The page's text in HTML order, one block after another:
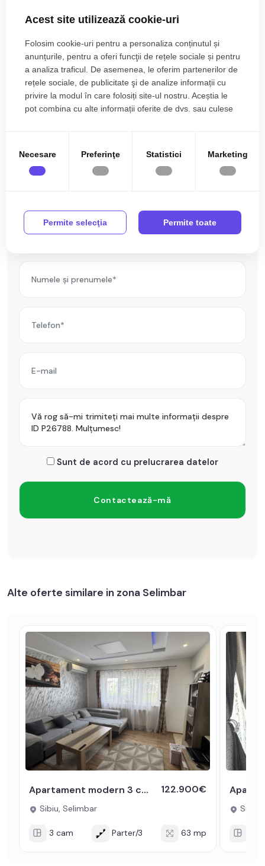
• Pereti: vopsea lavabila, faianta;
Utilitati si dotari:
• Bucatarie: mobilata, utilata;
• Mobilat: complet;
• Utilitati: curent electric, apa, canalizare, gaz, acces internet,
fibra optica;
• Caracteristici bloc: interfon, acoperis.
Apartamentul se vinde mobilat si utilat cu:aragaz, hota,
Se accepta ca si modalitate de plata surse proprii sau credit
bancar.
Finisat
PVC
Metal
Celulare
Mobilata
Utilata
Apometre
Contor gaz
Complet
Interfon
Broker Imobiliar
0785.822.822
Ati vizualizat anuntul: Apartament 3 camere de vanzare
Ești interesat de aceasta proprietate ?
Sunt de acord cu prelucrarea datelor
Alte oferte similare in zona Selimbar
Apartament modern 3 camere 2 balcoane 63mpu Pictor BRANA SELIMBAR 122.900€
Sibiu, Selimbar
3 cam Parter/3 63 mp
Sibiu,
Acest site utilizează cookie-uri
Folosim cookie-uri pentru a personaliza conținutul și
anunțurile, pentru a oferi funcţii de rețele sociale și pentru
a analiza traficul. De asemenea, le oferim partenerilor de
rețele sociale, de publicitate şi de analize informații cu
privire la modul în care folosiți site-ul nostru. Aceștia le
pot combina cu alte informații oferite de dvs. sau culese
Necesare Preferinţe Statistici Marketing
Permite selecţia Permite toate